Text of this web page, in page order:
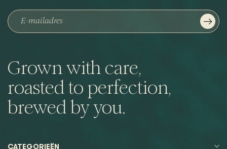
Grown with care,
roasted to perfection,
brewed by you.
CATEGORIEËN